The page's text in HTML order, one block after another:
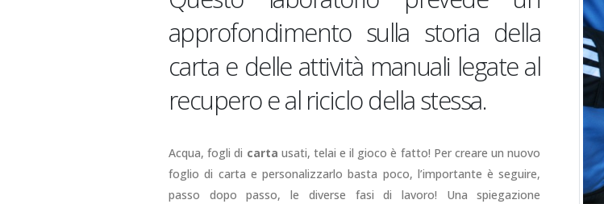
approfondimento sulla storia della
carta e delle attività manuali legate al
recupero e al riciclo della stessa.
Acqua, fogli di carta usati, telai e il gioco è fatto! Per creare un nuovo
foglio di carta e personalizzarlo basta poco, l’importante è seguire,
passo dopo passo, le diverse fasi di lavoro! Una spiegazione